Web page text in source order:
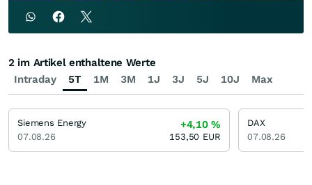
Intraday 5T 1M 3M 1J 3J 5J 10J Max
2 im Artikel enthaltene Werte
Siemens Energy
07.08.26
+4,10%
153,50 EUR
DAX
07.08.26